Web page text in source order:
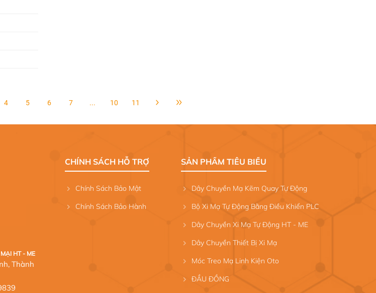
4 5 6 7 ... 10 11
HT - ME
Thành
CHÍNH SÁCH HỖ TRỢ
Chính Sách Bảo Mật
Chính Sách Bảo Hành
SẢN PHẨM TIÊU BIỂU
Dây Chuyền Mạ Kẽm Quay Tự Động
Bộ Xi Mạ Tự Động Bằng Điều Khiển PLC
Dây Chuyền Xi Mạ Tự Động HT - ME
Dây Chuyền Thiết Bị Xi Mạ
Móc Treo Mạ Linh Kiện Oto
ĐẦU ĐỒNG